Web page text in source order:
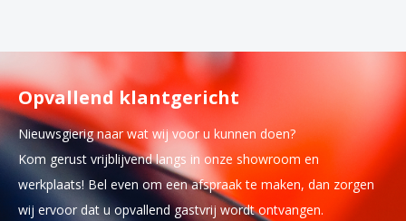
Opvallend klantgericht
Nieuwsgierig naar wat wij voor u kunnen doen?
Kom gerust vrijblijvend langs in onze showroom en
werkplaats! Bel even om een afspraak te maken, dan zorgen
wij ervoor dat u opvallend gastvrij wordt ontvangen.